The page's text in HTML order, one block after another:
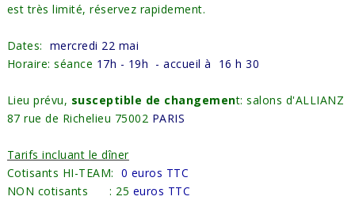
est très limité, réservez rapidement.
Dates: mercredi 22 mai
Horaire: séance 17h - 19h - accueil à 16 h 30
Lieu prévu, susceptible de changement: salons d'ALLIANZ
87 rue de Richelieu 75002 PARIS
Tarifs incluant le dîner
Cotisants HI-TEAM: 0 euros TTC
NON cotisants
: 25 euros TTC